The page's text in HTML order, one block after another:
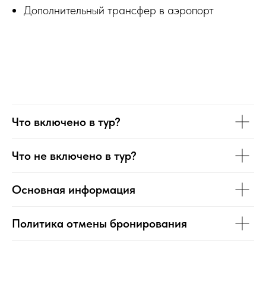
Дополнительный трансфер в аэропорт
Что включено в тур?
Что не включено в тур?
Основная информация
Политика отмены бронирования